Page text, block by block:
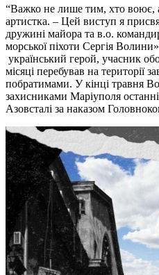
“Важко не лише тим, хто воює,
артистка. – Цей виступ я
дружині майора та в.о.
морської піхоти Сергія
український герой, учасник
місяці перебував на території
побратимами. У кінці травня
захисниками Маріуполя
Азовсталі за наказом